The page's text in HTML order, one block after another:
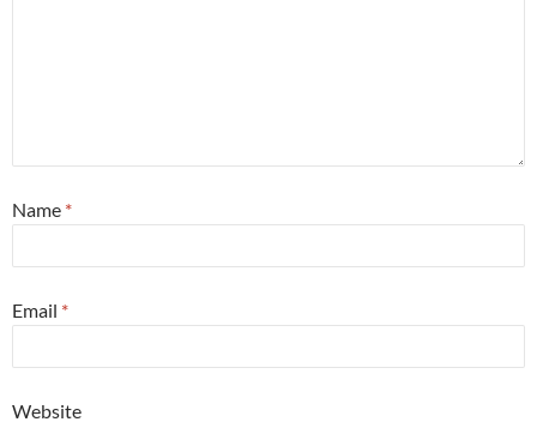
Name *
Email *
Website